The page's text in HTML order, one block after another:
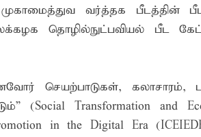
வர்த்தக பீடத்தின்
தொழில்நுட்பவியல் பீட
செயற்பாடுகள், கலாசாரம்,
(Social Transformation and
in the Digital Era